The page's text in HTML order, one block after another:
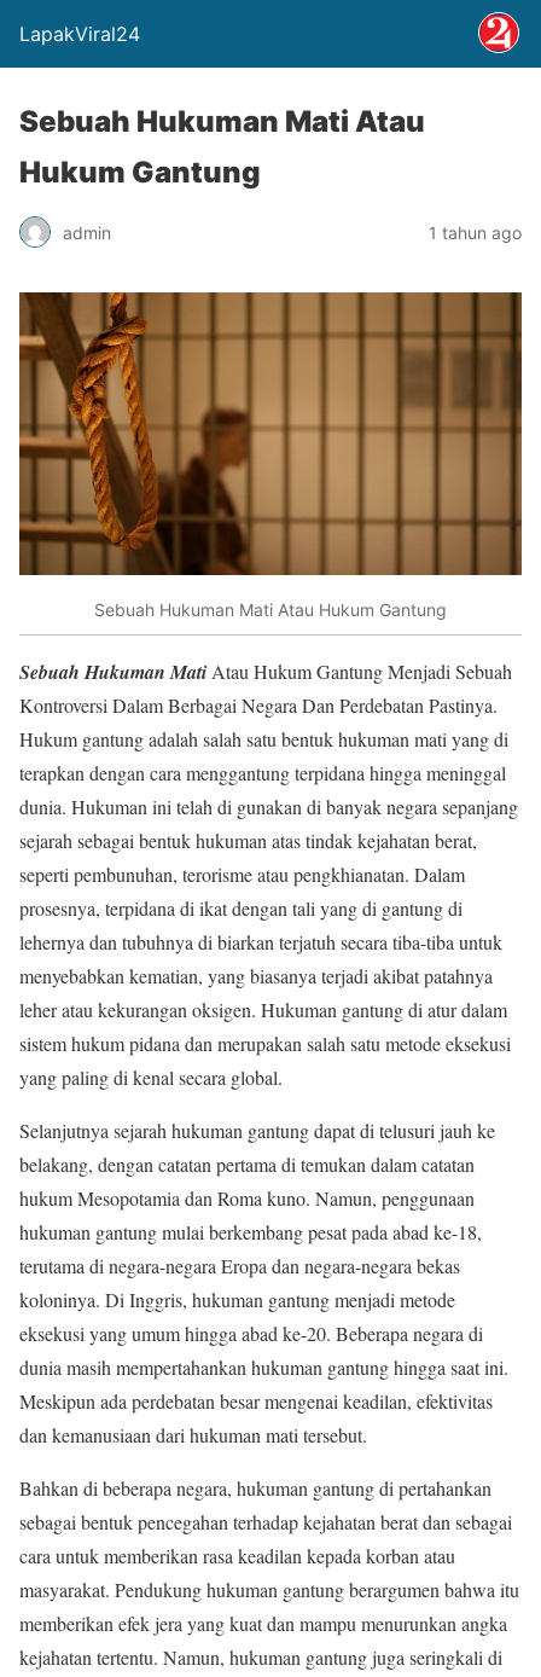
LapakViral24
Sebuah Hukuman Mati Atau
Hukum Gantung
admin 1 tahun ago
Sebuah Hukuman Mati Atau Hukum Gantung
Sebuah Hukuman Mati Atau Hukum Gantung Menjadi Sebuah
Kontroversi Dalam Berbagai Negara Dan Perdebatan Pastinya.
Hukum gantung adalah salah satu bentuk hukuman mati yang di
terapkan dengan cara menggantung terpidana hingga meninggal
dunia. Hukuman ini telah di gunakan di banyak negara sepanjang
sejarah sebagai bentuk hukuman atas tindak kejahatan berat,
seperti pembunuhan, terorisme atau pengkhianatan. Dalam
prosesnya, terpidana di ikat dengan tali yang di gantung di
lehernya dan tubuhnya di biarkan terjatuh secara tiba-tiba untuk
menyebabkan kematian, yang biasanya terjadi akibat patahnya
leher atau kekurangan oksigen. Hukuman gantung di atur dalam
sistem hukum pidana dan merupakan salah satu metode eksekusi
yang paling di kenal secara global.
Selanjutnya sejarah hukuman gantung dapat di telusuri jauh ke
belakang, dengan catatan pertama di temukan dalam catatan
hukum Mesopotamia dan Roma kuno. Namun, penggunaan
hukuman gantung mulai berkembang pesat pada abad ke-18,
terutama di negara-negara Eropa dan negara-negara bekas
koloninya. Di Inggris, hukuman gantung menjadi metode
eksekusi yang umum hingga abad ke-20. Beberapa negara di
dunia masih mempertahankan hukuman gantung hingga saat ini.
Meskipun ada perdebatan besar mengenai keadilan, efektivitas
dan kemanusiaan dari hukuman mati tersebut.
Bahkan di beberapa negara, hukuman gantung di pertahankan
sebagai bentuk pencegahan terhadap kejahatan berat dan sebagai
cara untuk memberikan rasa keadilan kepada korban atau
masyarakat. Pendukung hukuman gantung berargumen bahwa itu
memberikan efek jera yang kuat dan mampu menurunkan angka
kejahatan tertentu. Namun, hukuman gantung juga seringkali di